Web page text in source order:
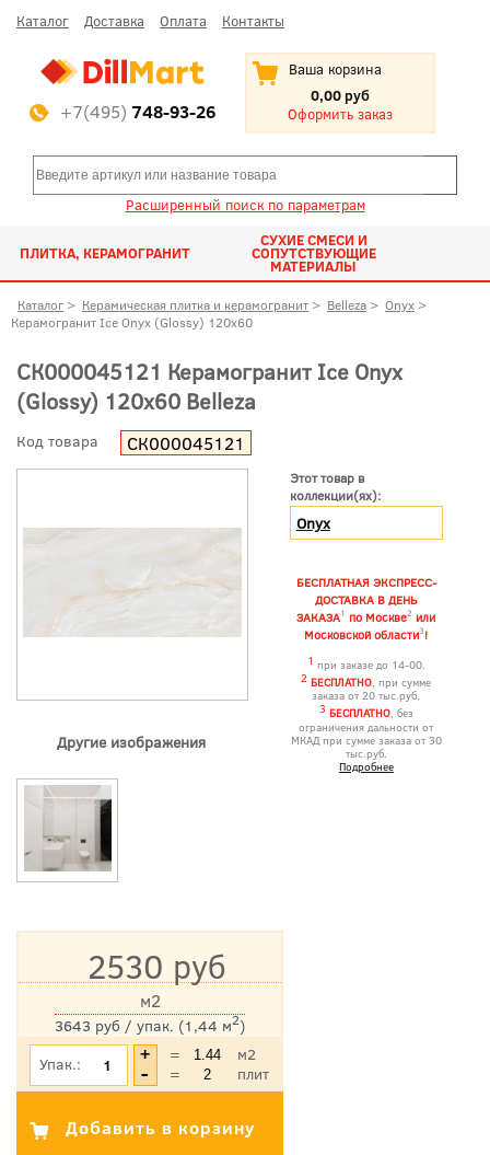
Каталог Доставка Оплата Контакты
+7(495) 748-93-26
Ваша корзина
0,00 руб
Оформить заказ
Расширенный поиск по параметрам
ПЛИТКА, КЕРАМОГРАНИТ
СУХИЕ СМЕСИ И
СОПУТСТВУЮЩИЕ
МАТЕРИАЛЫ
Каталог > Керамическая плитка и керамогранит > Belleza > Onyx >
Керамогранит Ice Onyx (Glossy) 120x60
СК000045121 Керамогранит Ice Onyx
(Glossy) 120x60 Belleza
Код товара СК000045121
Другие изображения
Этот товар в
коллекции(ях):
Onyx
БЕСПЛАТНАЯ ЭКСПРЕСС-
ДОСТАВКА В ДЕНЬ
ЗАКАЗА1 по Москве2 или
Московской области3!
1 при заказе до 14-00.
2 БЕСПЛАТНО, при сумме
заказа от 20 тыс.руб.
3 БЕСПЛАТНО, без
ограничения дальности от
МКАД при сумме заказа от 30
тыс.руб.
Подробнее
2530 руб
3643 руб / упак. (1,44 м2)
м2
*Цена указана с учетом НДС
Упак.: =
м2
=
плит